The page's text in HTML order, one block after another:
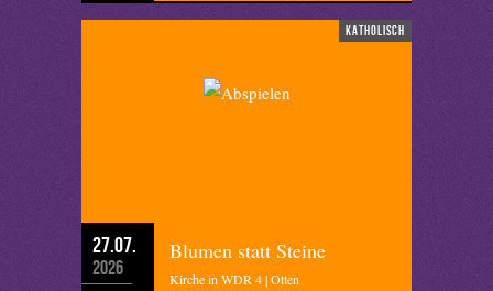
katholisch
27.07.
2026
Blumen statt Steine
Kirche in WDR 4 | Otten